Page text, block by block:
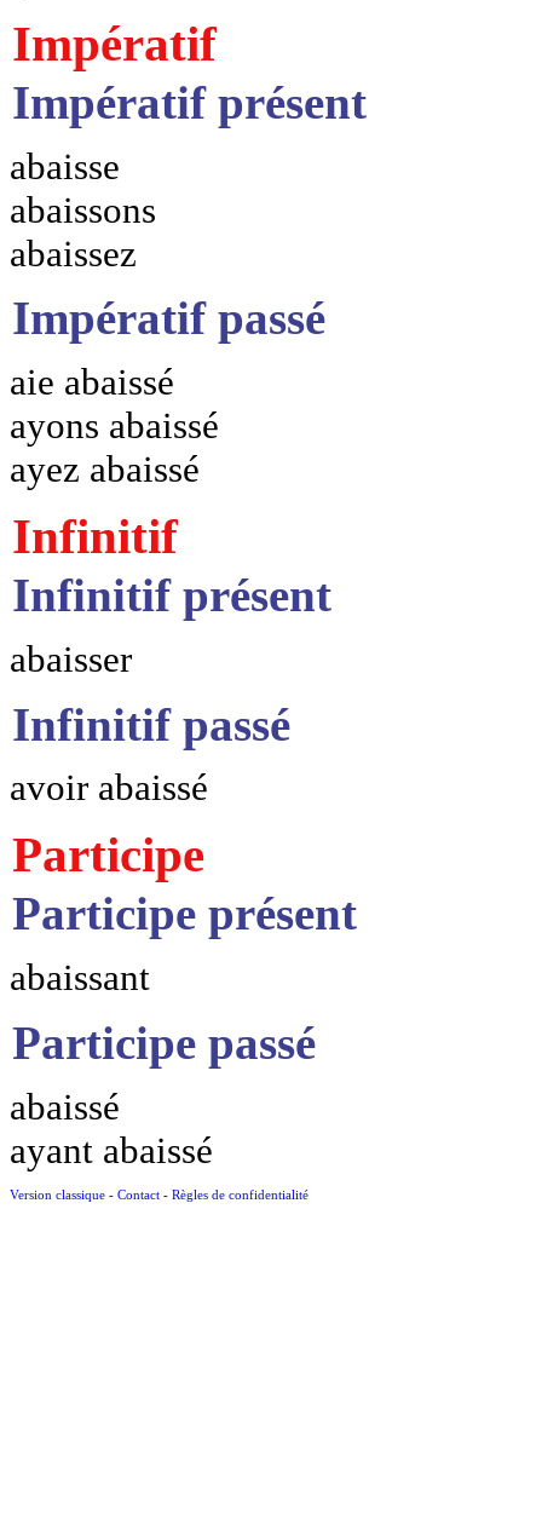
Impératif
Impératif présent
abaisse
abaissons
abaissez
Impératif passé
aie abaissé
ayons abaissé
ayez abaissé
Infinitif
Infinitif présent
abaisser
Infinitif passé
avoir abaissé
Participe
Participe présent
abaissant
Participe passé
abaissé
ayant abaissé
Version classique - Contact - Règles de confidentialité